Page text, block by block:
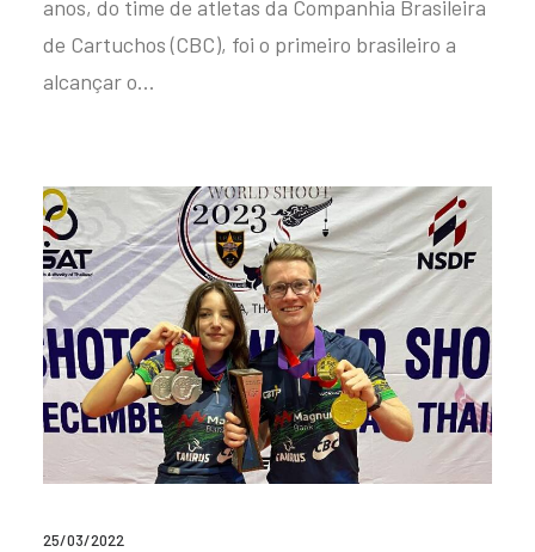
anos, do time de atletas da Companhia Brasileira
de Cartuchos (CBC), foi o primeiro brasileiro a
alcançar o…
25/03/2022